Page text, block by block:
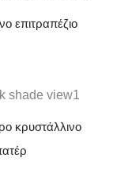
επιτραπέζιο
κρυστάλλινο